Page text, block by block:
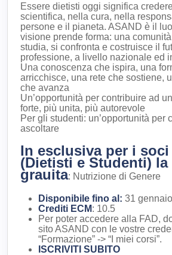
Essere dietisti oggi significa
scientifica, nella cura, nella
persone e il pianeta. ASAND è il
visione prende forma: una
studia, si confronta e costruisce il
professione, a livello nazionale ed
Una conoscenza che ispira, una
arricchisce, una rete che sostiene,
che avanza
Un’opportunità per contribuire ad
forte, più unita, più autorevole
Per gli studenti: un’opportunità per
ascoltare
In esclusiva per i soci
(Dietisti e Studenti) la
grauita: Nutrizione di Genere
Disponibile fino al: 31
Crediti ECM: 10.5
Per poter accedere alla FAD,
sito ASAND con le vostre
“Formazione” -> “I miei corsi”.
ISCRIVITI SUBITO